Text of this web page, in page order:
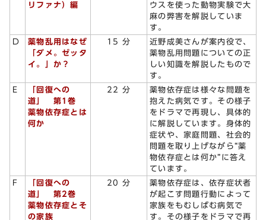
リファナ）編
ウスを使った動物実験で大
麻の弊害を解説していま
す。
D
薬物乱用はなぜ
「ダメ。ゼッタ
イ。」か？
15 分
近野成美さんが案内役で、
薬物乱用問題についての正
しい知識を解説したもので
す。
E
「回復への
道」 第1巻
薬物依存症とは
何か
22 分
薬物依存症は様々な問題を
抱えた病気です。その様子
をドラマで再現し、具体的
に解説しています。身体的
症状や、家庭問題、社会的
問題を取り上げながら“薬
物依存症とは何か”に答え
ています。
F
「回復への
道」 第2巻
薬物依存症とそ
の家族
20 分
薬物依存症は、依存症状者
が起こす問題行動によって
家族をもむしばむ病気で
す。その様子をドラマで再